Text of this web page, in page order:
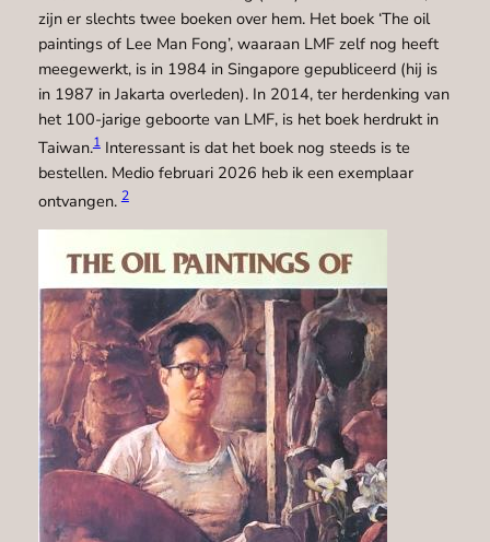
zijn er slechts twee boeken over hem. Het boek ‘The oil
paintings of Lee Man Fong’, waaraan LMF zelf nog heeft
meegewerkt, is in 1984 in Singapore gepubliceerd (hij is
in 1987 in Jakarta overleden). In 2014, ter herdenking van
het 100-jarige geboorte van LMF, is het boek herdrukt in
Taiwan.1Interessant is dat het boek nog steeds is te
bestellen. Medio februari 2026 heb ik een exemplaar
ontvangen.2